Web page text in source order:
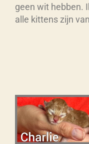
geen wit hebben.
alle kittens zijn